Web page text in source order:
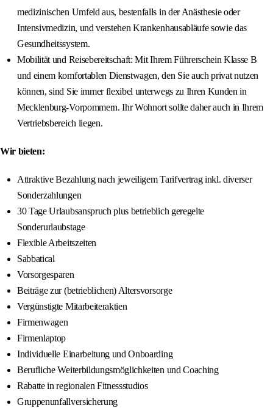
medizinischen Umfeld aus, bestenfalls in der Anästhesie oder
Intensivmedizin, und verstehen Krankenhausabläufe sowie das
Gesundheitssystem.
Mobilität und Reisebereitschaft: Mit Ihrem Führerschein Klasse B
und einem komfortablen Dienstwagen, den Sie auch privat nutzen
können, sind Sie immer flexibel unterwegs zu Ihren Kunden in
Mecklenburg-Vorpommern. Ihr Wohnort sollte daher auch in Ihrem
Vertriebsbereich liegen.
Wir bieten:
Attraktive Bezahlung nach jeweiligem Tarifvertrag inkl. diverser
Sonderzahlungen
30 Tage Urlaubsanspruch plus betrieblich geregelte
Sonderurlaubstage
Flexible Arbeitszeiten
Sabbatical
Vorsorgesparen
Beiträge zur (betrieblichen) Altersvorsorge
Vergünstigte Mitarbeiteraktien
Firmenwagen
Firmenlaptop
Individuelle Einarbeitung und Onboarding
Berufliche Weiterbildungsmöglichkeiten und Coaching
Rabatte in regionalen Fitnessstudios
Gruppenunfallversicherung